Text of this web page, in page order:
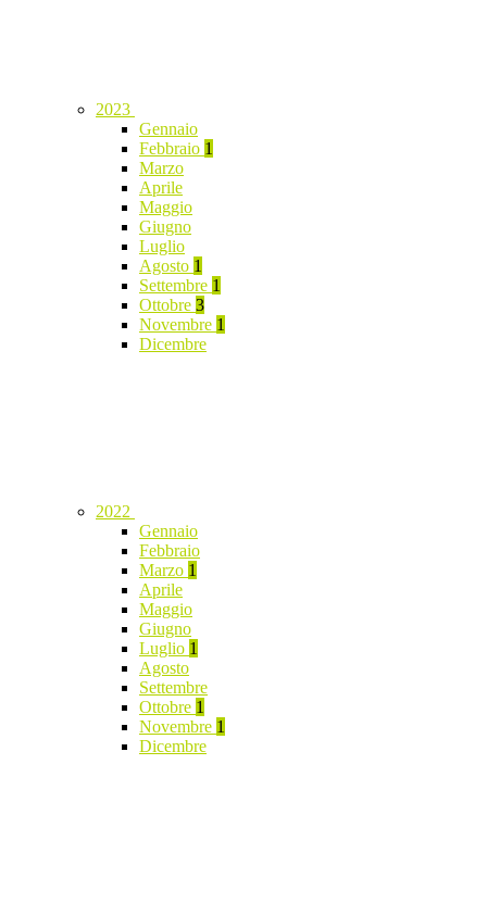
2023
Gennaio
Febbraio 1
Marzo
Aprile
Maggio
Giugno
Luglio
Agosto 1
Settembre 1
Ottobre 3
Novembre 1
Dicembre
2022
Gennaio
Febbraio
Marzo 1
Aprile
Maggio
Giugno
Luglio 1
Agosto
Settembre
Ottobre 1
Novembre 1
Dicembre